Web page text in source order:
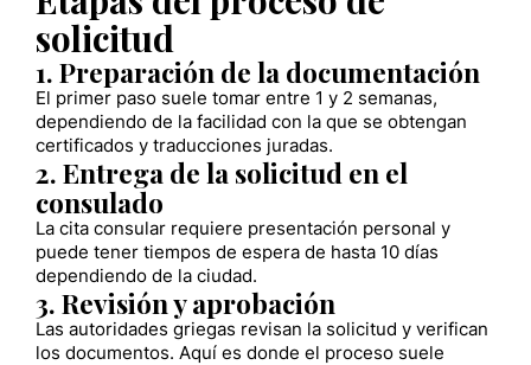
solicitud
1. Preparación de la documentación
El primer paso suele tomar entre 1 y 2 semanas,
dependiendo de la facilidad con la que se obtengan
certificados y traducciones juradas.
2. Entrega de la solicitud en el
consulado
La cita consular requiere presentación personal y
puede tener tiempos de espera de hasta 10 días
dependiendo de la ciudad.
3. Revisión y aprobación
Las autoridades griegas revisan la solicitud y verifican
los documentos. Aquí es donde el proceso suele